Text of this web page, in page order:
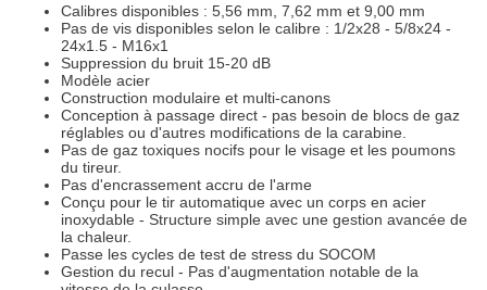
Calibres disponibles : 5,56 mm, 7,62 mm et 9,00 mm
Pas de vis disponibles selon le calibre : 1/2x28 - 5/8x24 -
24x1.5 - M16x1
Suppression du bruit 15-20 dB
Modèle acier
Construction modulaire et multi-canons
Conception à passage direct - pas besoin de blocs de gaz
réglables ou d'autres modifications de la carabine.
Pas de gaz toxiques nocifs pour le visage et les poumons
du tireur.
Pas d'encrassement accru de l'arme
Conçu pour le tir automatique avec un corps en acier
inoxydable - Structure simple avec une gestion avancée de
la chaleur.
Passe les cycles de test de stress du SOCOM
Gestion du recul - Pas d'augmentation notable de la